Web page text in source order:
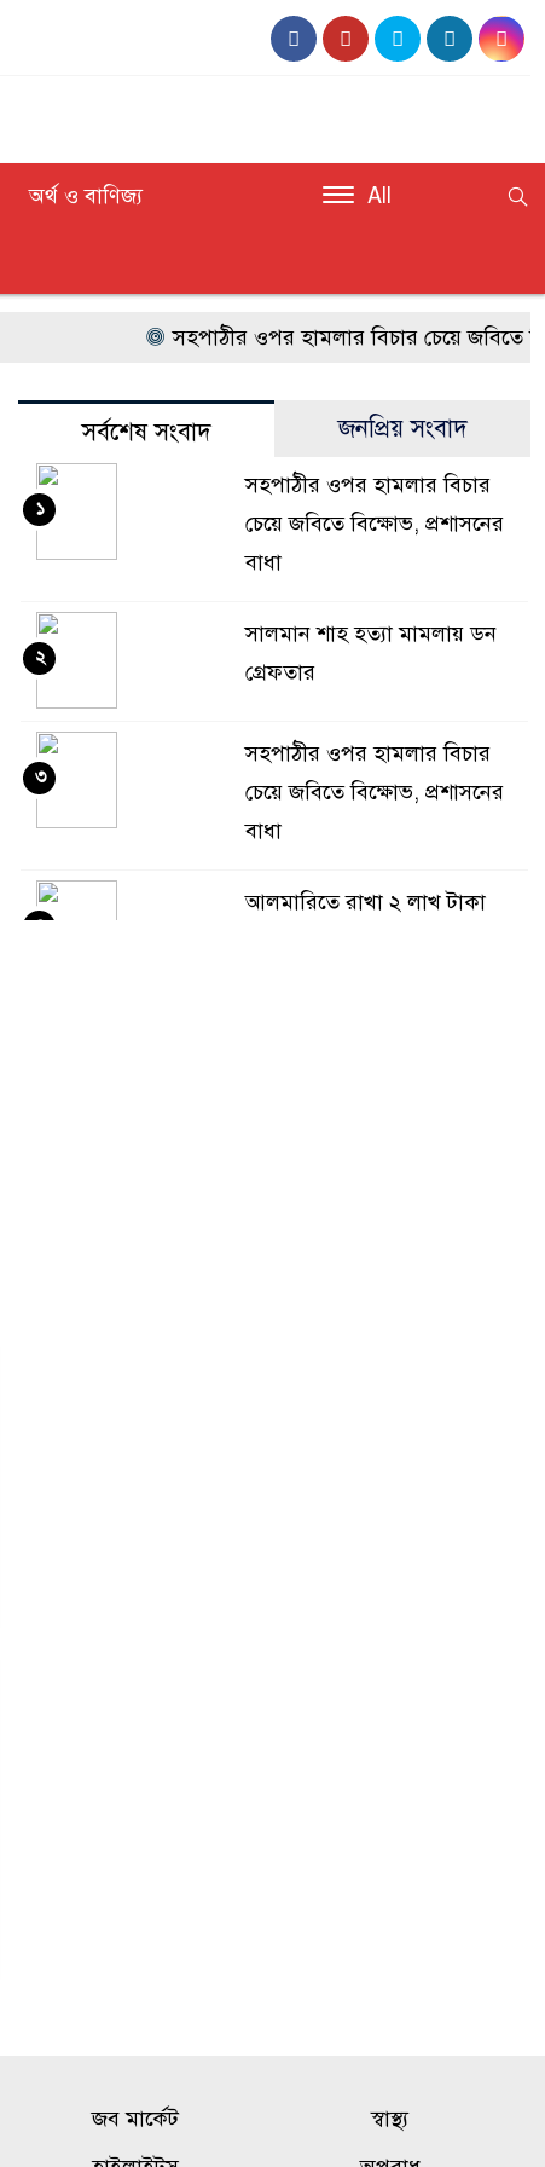
অর্থ ও বাণিজ্য All
সহপাঠীর ওপর হামলার বিচার চেয়ে জবিতে
সর্বশেষ সংবাদ জনপ্রিয় সংবাদ
সহপাঠীর ওপর হামলার বিচার
চেয়ে জবিতে বিক্ষোভ, প্রশাসনের
বাধা
১
সালমান শাহ হত্যা মামলায় ডন
গ্রেফতার
২
সহপাঠীর ওপর হামলার বিচার
চেয়ে জবিতে বিক্ষোভ, প্রশাসনের
বাধা
৩
আলমারিতে রাখা ২ লাখ টাকা
৪
জব মার্কেট
স্বাস্থ্য